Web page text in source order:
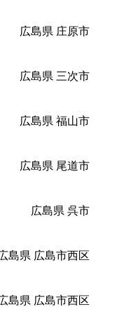
広島県 庄原市
広島県 三次市
広島県 福山市
広島県 尾道市
広島県 呉市
島県 広島市西区
島県 広島市西区